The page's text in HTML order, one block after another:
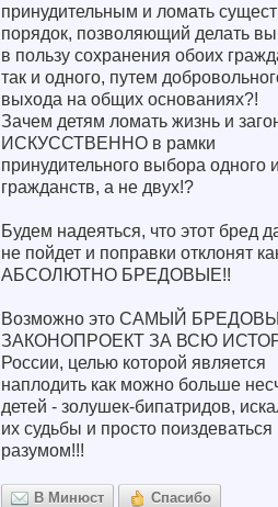
принудительным и ломать
порядок, позволяющий делать
в пользу сохранения обоих
так и одного, путем
выхода на общих основаниях?!
Зачем детям ломать жизнь и
ИСКУССТВЕННО в рамки
принудительного выбора одного
гражданств, а не двух!?
Будем надеяться, что этот бред
не пойдет и поправки отклонят
АБСОЛЮТНО БРЕДОВЫЕ!!
Возможно это САМЫЙ
ЗАКОНОПРОЕКТ ЗА ВСЮ
России, целью которой является
наплодить как можно больше
детей - золушек-бипатридов,
их судьбы и просто поиздеваться
разумом!!!
В Минюст Спасибо